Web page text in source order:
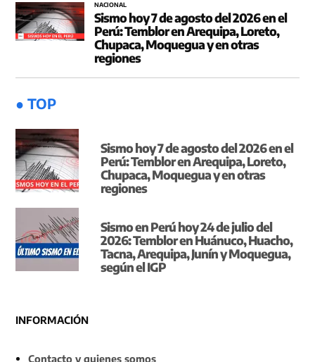
NACIONAL
Sismo hoy 7 de agosto del 2026 en el
Perú: Temblor en Arequipa, Loreto,
Chupaca, Moquegua y en otras
regiones
● TOP
Sismo hoy 7 de agosto del 2026 en el
Perú: Temblor en Arequipa, Loreto,
Chupaca, Moquegua y en otras
regiones
Sismo en Perú hoy 24 de julio del
2026: Temblor en Huánuco, Huacho,
Tacna, Arequipa, Junín y Moquegua,
según el IGP
INFORMACIÓN
Contacto y quienes somos